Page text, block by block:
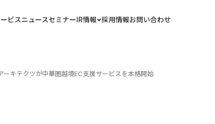
ビスニュースセミナーIR情報 採用情報お問い合わせ
ーキテクツが中華圏越境EC支援サービスを本格開始